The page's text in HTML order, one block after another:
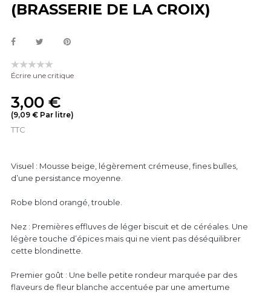
(BRASSERIE DE LA CROIX)
Écrire une critique
3,00 €
(9,09 € Par litre)
TTC
Visuel : Mousse beige, légèrement crémeuse, fines bulles,
d’une persistance moyenne.
Robe blond orangé, trouble.
Nez : Premières effluves de léger biscuit et de céréales. Une
légère touche d’épices mais qui ne vient pas déséquilibrer
cette blondinette.
Premier goût : Une belle petite rondeur marquée par des
flaveurs de fleur blanche accentuée par une amertume